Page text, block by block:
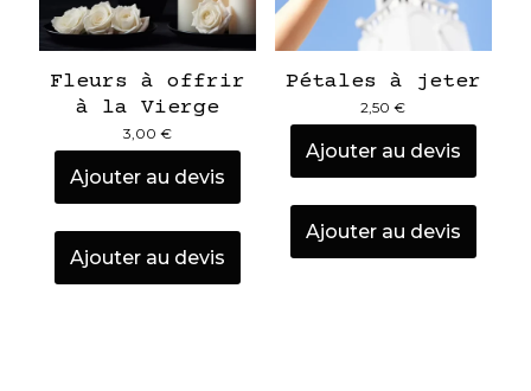
Fleurs à offrir
à la Vierge
3,00€
Ajouter au devis
Ajouter au devis
Pétales à jeter
2,50€
Ajouter au devis
Ajouter au devis